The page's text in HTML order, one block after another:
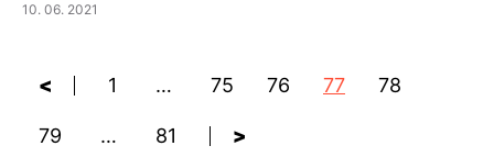
10. 06. 2021
< 1 … 75 76 77 78
79 … 81 >